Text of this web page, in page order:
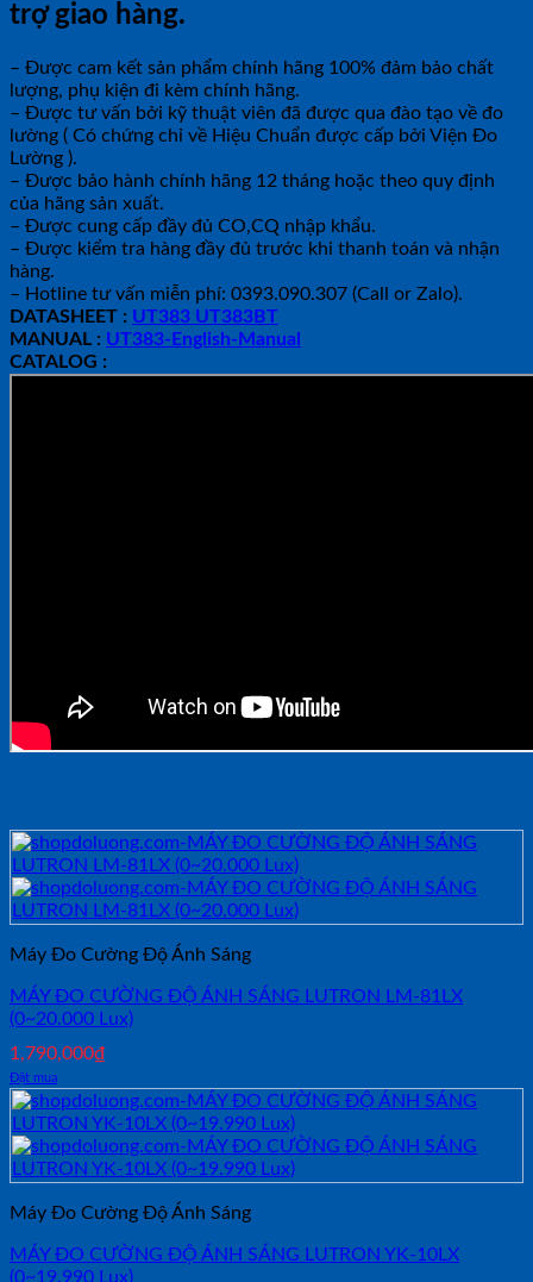
trợ giao hàng.
– Được cam kết sản phẩm chính hãng 100% đảm bảo chất
lượng, phụ kiện đi kèm chính hãng.
– Được tư vấn bởi kỹ thuật viên đã được qua đào tạo về đo
lường ( Có chứng chỉ về Hiệu Chuẩn được cấp bởi Viện Đo
Lường ).
– Được bảo hành chính hãng 12 tháng hoặc theo quy định
của hãng sản xuất.
– Được cung cấp đầy đủ CO,CQ nhập khẩu.
– Được kiểm tra hàng đầy đủ trước khi thanh toán và nhận
hàng.
– Hotline tư vấn miễn phí: 0393.090.307 (Call or Zalo).
DATASHEET : UT383 UT383BT
MANUAL : UT383-English-Manual
CATALOG :
Máy Đo Cường Độ Ánh Sáng
MÁY ĐO CƯỜNG ĐỘ ÁNH SÁNG LUTRON LM-81LX
(0~20.000 Lux)
1,790,000₫
Đặt mua
Máy Đo Cường Độ Ánh Sáng
MÁY ĐO CƯỜNG ĐỘ ÁNH SÁNG LUTRON YK-10LX
(0~19.990 Lux)